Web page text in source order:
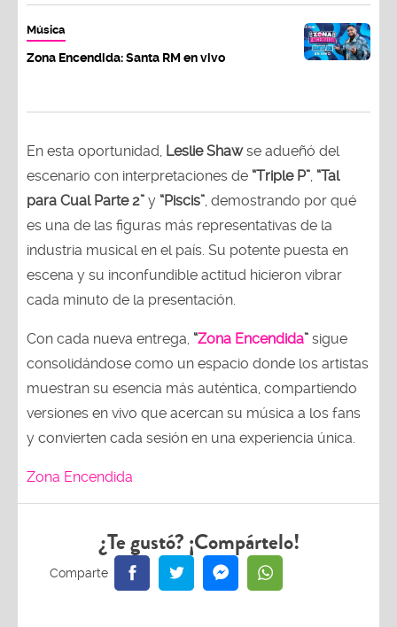
Música
Zona Encendida: Santa RM en vivo
En esta oportunidad, Leslie Shawse adueñó del
escenario con interpretaciones de “Triple P”, “Tal
para Cual Parte 2” y “Piscis”, demostrando por qué
es una de las figuras más representativas de la
industria musical en el país. Su potente puesta en
escena y su inconfundible actitud hicieron vibrar
cada minuto de la presentación.
Con cada nueva entrega, “Zona Encendida” sigue
consolidándose como un espacio donde los artistas
muestran su esencia más auténtica, compartiendo
versiones en vivo que acercan su música a los fans
y convierten cada sesión en una experiencia única.
Zona Encendida
¿Te gustó? ¡Compártelo!